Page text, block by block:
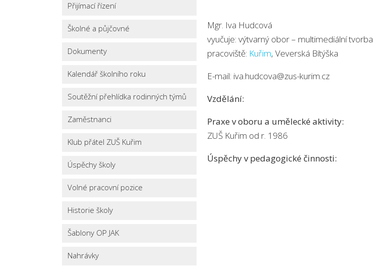
Přijímací řízení
Školné a půjčovné
Dokumenty
Kalendář školního roku
Soutěžní přehlídka rodinných týmů
Zaměstnanci
Klub přátel ZUŠ Kuřim
Úspěchy školy
Volné pracovní pozice
Historie školy
Šablony OP JAK
Nahrávky
Mgr. Iva Hudcová
vyučuje: výtvarný obor – multimediální tvorba
pracoviště: Kuřim, Veverská Bítýška
E-mail: iva.hudcova@zus-kurim.cz
Vzdělání:
Praxe v oboru a umělecké aktivity:
ZUŠ Kuřim od r. 1986
Úspěchy v pedagogické činnosti: